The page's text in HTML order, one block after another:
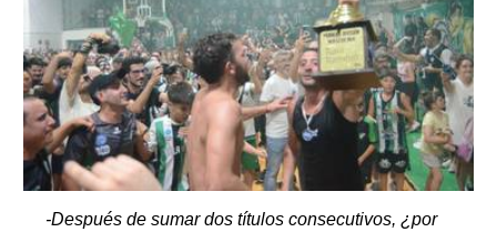
-Después de sumar dos títulos consecutivos, ¿por